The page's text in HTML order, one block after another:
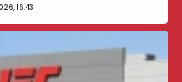
16:43